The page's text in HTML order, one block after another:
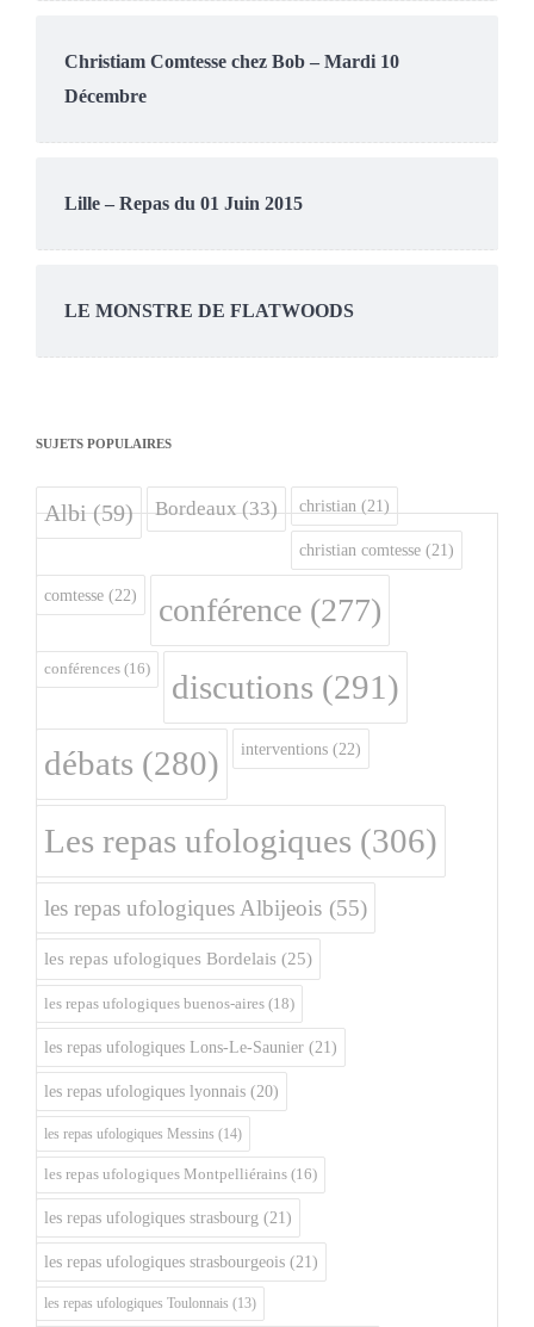
Christiam Comtesse chez Bob – Mardi 10
Décembre
Lille – Repas du 01 Juin 2015
LE MONSTRE DE FLATWOODS
SUJETS POPULAIRES
Albi(59) Bordeaux(33) christian (21)
christian comtesse (21)
comtesse (22) conférence (277)
conférences (16) discutions (291)
débats (280) interventions (22)
Les repas ufologiques (306)
les repas ufologiques Albijeois (55)
les repas ufologiques Bordelais (25)
les repas ufologiques buenos-aires (18)
les repas ufologiques Lons-Le-Saunier (21)
les repas ufologiques lyonnais (20)
les repas ufologiques Messins (14)
les repas ufologiques Montpelliérains (16)
les repas ufologiques strasbourg (21)
les repas ufologiques strasbourgeois (21)
les repas ufologiques Toulonnais (13)